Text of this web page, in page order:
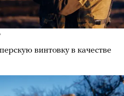
винтовку в качестве